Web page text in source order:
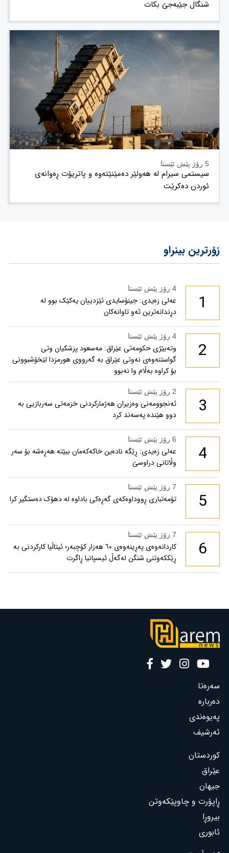
شنگال جێبەجێ بکات
5 رۆژ پێش ئێستا
سیستمی سیرام لە هەولێر دەمێنێتەوە و پاتریۆت ڕەوانەی
ئوردن دەکرێت
زۆرترین بینراو
1
4 رۆژ پێش ئێستا
عەلی زەیدی: جینۆسایدی ئێزدییان یەکێک بوو لە
دڕندانەترین ئەو تاوانەکان
2
4 رۆژ پێش ئێستا
وتەبێژی حکومەتی عێراق: مەسعود پزشكیان وتی
گواستنەوەی نەوتی عێراق بە گەرووی هورمزدا لێخۆشبوونی
بۆ كراوە بەڵام وا نەبوو
3
2 رۆژ پێش ئێستا
ئەنجوومەنی وەزیران هەژمارکردنی خزمەتی سەربازیی بە
دوو هێندە پەسەند کرد
4
6 رۆژ پێش ئێستا
عەلی زەیدی: ڕێگە نادەین خاکەکەمان ببێتە هەڕەشە بۆ سەر
وڵاتانی دراوسێ
5
7 رۆژ پێش ئێستا
تۆمەتباری ڕووداوەکەی گەڕەکی باداوە لە دهۆک دەستگیر کرا
6
7 رۆژ پێش ئێستا
کاردانەوەی پەڕینەوەی ٦٠ هەزار کۆچبەر؛ ئیتاڵیا کارکردنی بە
ڕێککەوتنی شنگن لەگەڵ ئیسپانیا ڕاگرت
سەرەتا
دەربارە
پەیوەندی
ئەرشیف
کوردستان
عێراق
جیهان
ڕاپۆرت و چاوپێکەوتن
بیروڕا
ئابوری